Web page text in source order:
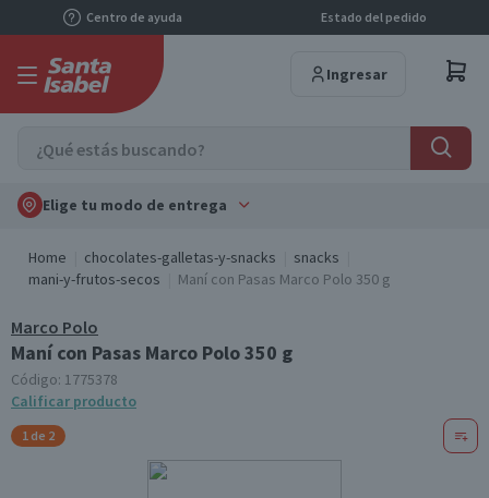
Centro de ayuda Estado del pedido
Ingresar
Elige tu modo de entrega
Home chocolates-galletas-y-snacks
snacks
mani-y-frutos-secos
Maní con Pasas Marco Polo 350 g
Marco Polo
Maní con Pasas Marco Polo 350 g
Código: 1775378
Calificar producto
1 de 2